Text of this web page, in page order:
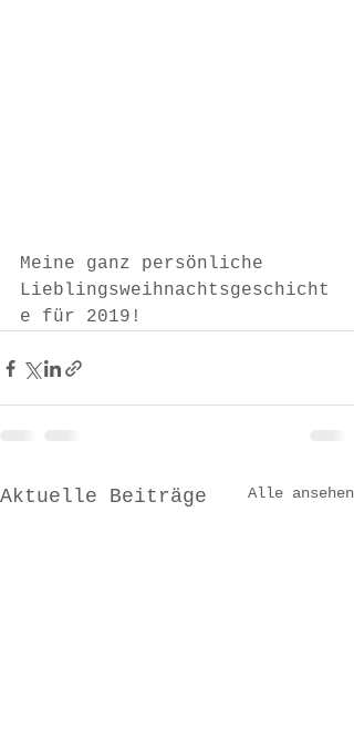
Meine ganz persönliche
Lieblingsweihnachtsgeschicht
e für 2019!
Aktuelle Beiträge Alle ansehen